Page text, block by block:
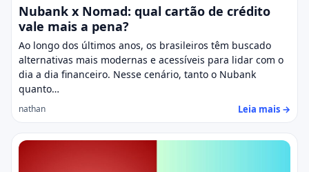
Nubank x Nomad: qual cartão de crédito
vale mais a pena?
Ao longo dos últimos anos, os brasileiros têm buscado
alternativas mais modernas e acessíveis para lidar com o
dia a dia financeiro. Nesse cenário, tanto o Nubank
quanto…
nathan Leia mais →